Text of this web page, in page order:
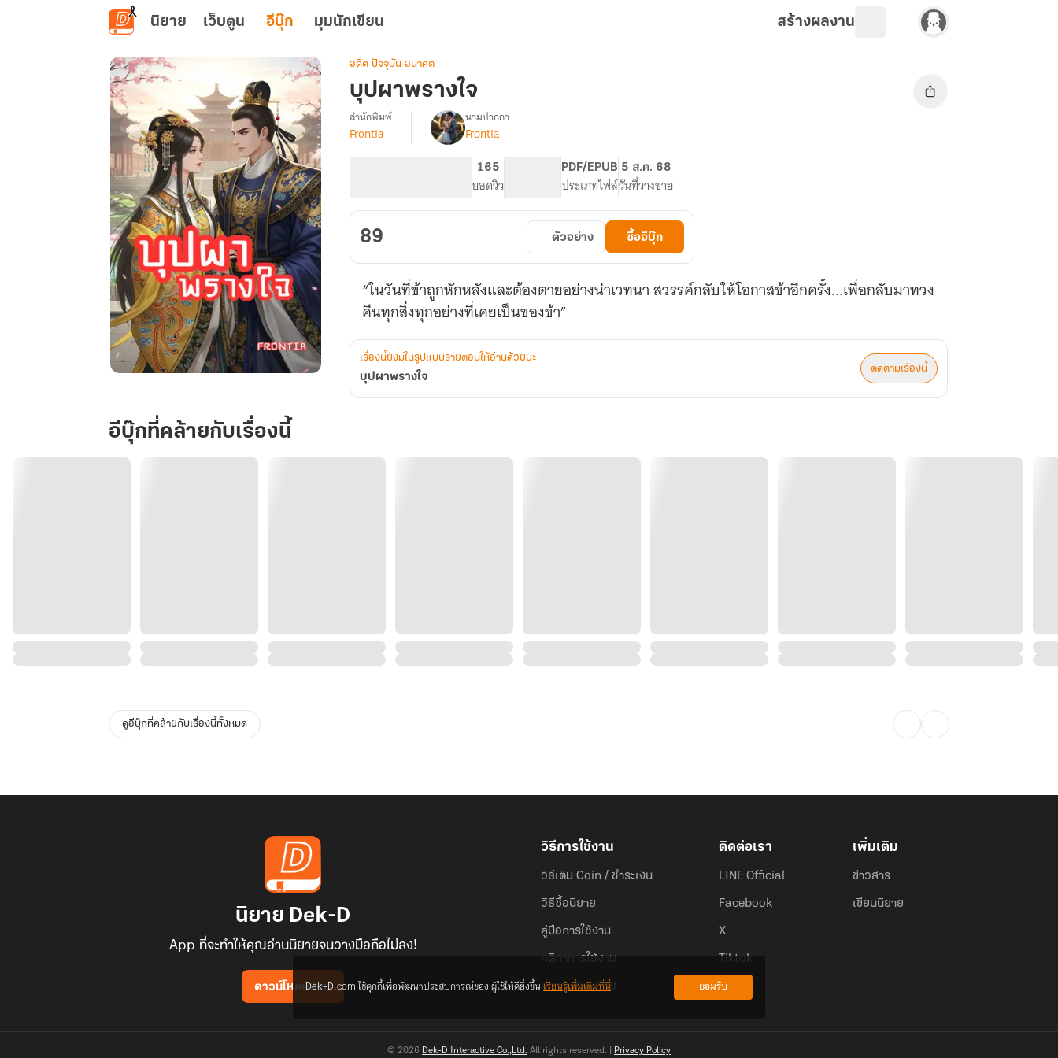
ข้ามไปยังเนื้อหาหลัก
นิยาย เว็บตูน อีบุ๊ก มุมนักเขียน สร้างผลงาน
ใจ
อดีต ปัจจุบัน อนาคต
บุปผาพรางใจ
เรื่อง
สำนักพิมพ์
Frontia
นามปากกา
Frontia
165
ยอดวิว
PDF/EPUB
ประเภทไฟล์
5 ส.ค. 68
วันที่วางขาย
89 ตัวอย่าง ซื้ออีบุ๊ก
“ในวันที่ข้าถูกหักหลังและต้องตายอย่างน่าเวทนา สวรรค์กลับให้โอกาสข้าอีกครั้ง...เพื่อกลับมาทวง
คืนทุกสิ่งทุกอย่างที่เคยเป็นของข้า”
เรื่องนี้ยังมีในรูปแบบรายตอนให้อ่านด้วยนะ
บุปผาพรางใจ
ติดตามเรื่องนี้
อีบุ๊กที่คล้ายกับเรื่องนี้
ดูอีบุ๊กที่คล้ายกับเรื่องนี้ทั้งหมด
นิยาย Dek-D
App ที่จะทำให้คุณอ่านนิยายจนวางมือถือไม่ลง!
ดาวน์โหลดแอป
วิธีการใช้งาน
วิธีเติม Coin / ชำระเงิน
วิธีซื้อนิยาย
คู่มือการใช้งาน
กติกาการใช้งาน
คำถามที่พบบ่อย
ติดต่อเรา
LINE Official
Facebook
X
Tiktok
เพิ่มเติม
ข่าวสาร
เขียนนิยาย
© 2026 Dek-D Interactive Co.,Ltd. All rights reserved. | Privacy Policy
Dek-D.com ใช้คุกกี้เพื่อพัฒนาประสบการณ์ของ ผู้ใช้ให้ดียิ่งขึ้นเรียนรู้เพิ่มเติมที่นี่ ยอมรับ